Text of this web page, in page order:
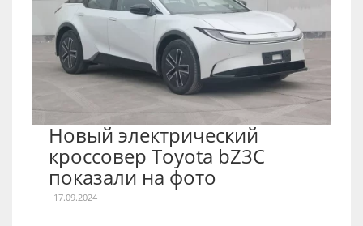
Новый электрический
кроссовер Toyota bZ3C
показали на фото
17.09.2024